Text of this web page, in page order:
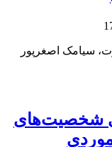
سیامک اصغرپور
شخصیت‌های